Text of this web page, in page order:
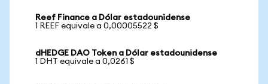
Reef Finance a Dólar estadounidense
1 REEF equivale a 0,00005522 $
dHEDGE DAO Token a Dólar estadounidense
1 DHT equivale a 0,0261 $